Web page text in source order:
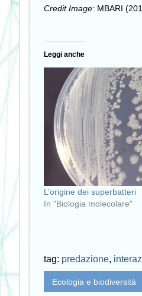
Credit Image: MBARI
Leggi anche
L’origine dei superbatteri
In "Biologia molecolare"
tag: predazione,
Ecologia e biodiversità